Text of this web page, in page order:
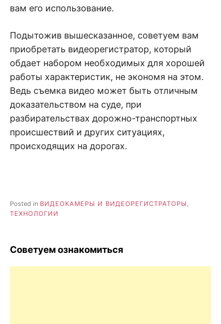
вам его использование.
Подытожив вышесказанное, советуем вам
приобретать видеорегистратор, который
обдает набором необходимых для хорошей
работы характеристик, не экономя на этом.
Ведь съемка видео может быть отличным
доказательством на суде, при
разбирательствах дорожно-транспортных
происшествий и других ситуациях,
происходящих на дорогах.
Posted in ВИДЕОКАМЕРЫ И ВИДЕОРЕГИСТРАТОРЫ ,
ТЕХНОЛОГИИ
Советуем ознакомиться